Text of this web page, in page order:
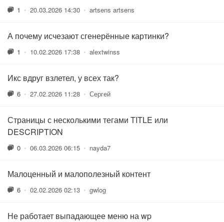
1 • 20.03.2026 14:30 • artsens artsens
А почему исчезают сгенерённые картинки?
1 • 10.02.2026 17:38 • alextwinss
Икс вдруг взлетел, у всех так?
6 • 27.02.2026 11:28 • Сергей
Страницы с несколькими тегами TITLE или
DESCRIPTION
0 • 06.03.2026 06:15 • nayda7
Малоценный и малополезный контент
6 • 02.02.2026 02:13 • gwlog
Не работает выпадающее меню на wp